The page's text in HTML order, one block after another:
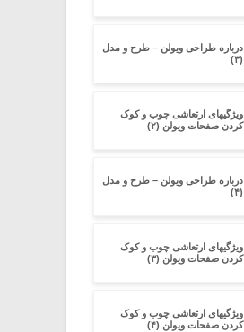
درباره طراحی ویولن – طرح و مدل
(۳)
ویژگیهای ارتعاشی چوب و کوک
کردن صفحات ویولن (۲)
درباره طراحی ویولن – طرح و مدل
(۴)
ویژگیهای ارتعاشی چوب و کوک
کردن صفحات ویولن (۳)
ویژگیهای ارتعاشی چوب و کوک
کردن صفحات ویولن (۴)